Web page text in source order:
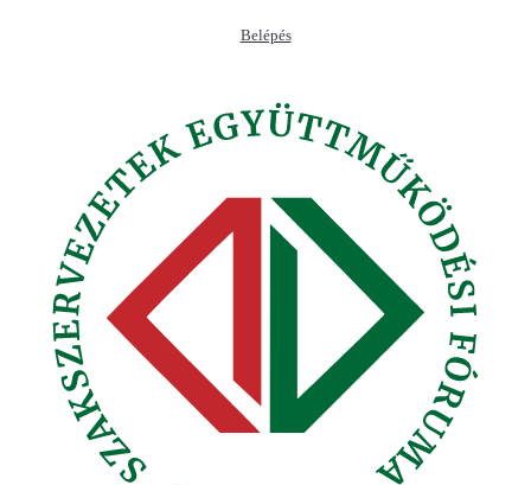
Belépés